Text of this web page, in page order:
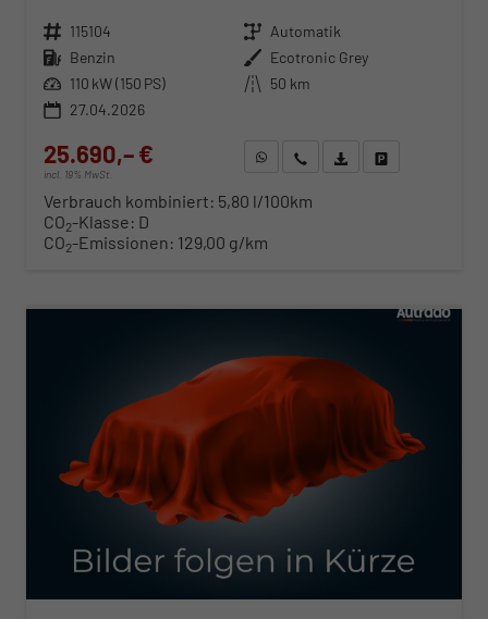
Fahrzeugnr. 115104 Getriebe Automatik
Kraftstoff Benzin Außenfarbe Ecotronic Grey
Leistung 110 kW (150 PS) Kilometerstand 50 km
27.04.2026
25.690,– €
incl. 19% MwSt.
WhatsApp anfragen
Wir rufen Sie anFahrzeugexposé (PDF)
Verbrauch kombiniert: 5,80 l/100km
CO2-Klasse: D
CO2-Emissionen: 129,00 g/km